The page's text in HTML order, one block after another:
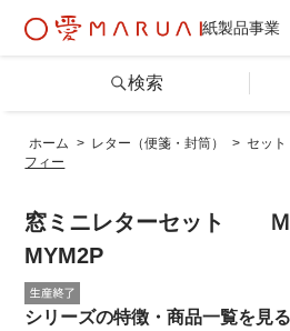
紙製品事業
詳しい条件から探す
製品情報トップ
検索
ホーム > レター（便箋・封筒） > セット
フィー
窓ミニレターセット
MYM2P
シリーズの特徴・商品一覧を見る